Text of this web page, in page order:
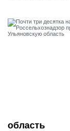
область